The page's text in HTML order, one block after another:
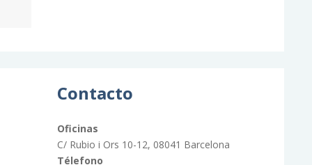
Contacto
Oficinas
C/ Rubio i Ors 10-12, 08041 Barcelona
Télefono